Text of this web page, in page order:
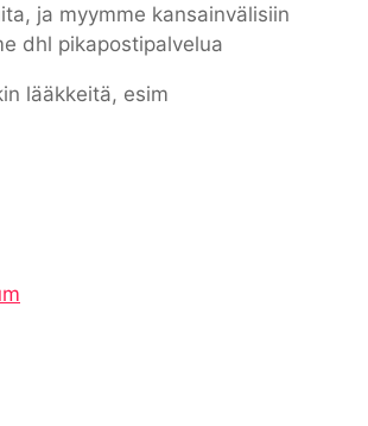
ja myymme kansainvälisiin
dhl pikapostipalvelua
lääkkeitä, esim